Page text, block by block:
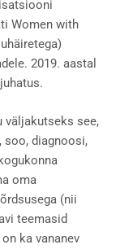
Women with
2019. aastal
väljakutseks see,
soo, diagnoosi,
oma
(nii
teemasid
ka vananev